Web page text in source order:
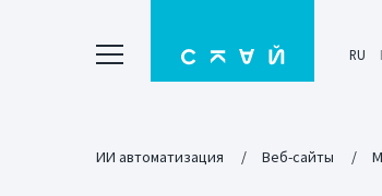
RU
ИИ автоматизация Веб-сайты